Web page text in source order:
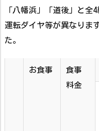
「八幡浜」「道後」と全
運転ダイヤ等が異なりま
た。
お食事
食事
料金